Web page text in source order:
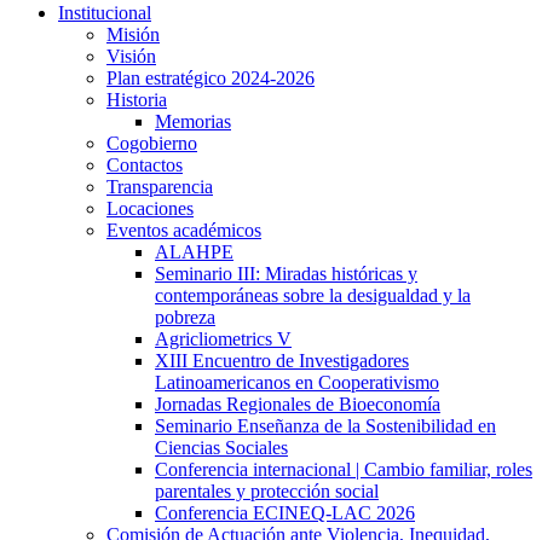
Institucional
Misión
Visión
Plan estratégico 2024-2026
Historia
Memorias
Cogobierno
Contactos
Transparencia
Locaciones
Eventos académicos
ALAHPE
Seminario III: Miradas históricas y
contemporáneas sobre la desigualdad y la
pobreza
Agricliometrics V
XIII Encuentro de Investigadores
Latinoamericanos en Cooperativismo
Jornadas Regionales de Bioeconomía
Seminario Enseñanza de la Sostenibilidad en
Ciencias Sociales
Conferencia internacional | Cambio familiar, roles
parentales y protección social
Conferencia ECINEQ-LAC 2026
Comisión de Actuación ante Violencia, Inequidad,